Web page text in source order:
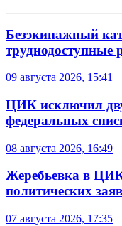
Безэкипажный
09 августа 2026, 15:41
ЦИК исключил
федеральных
08 августа 2026, 16:49
Жеребьевка в
политических
07 августа 2026, 17:35